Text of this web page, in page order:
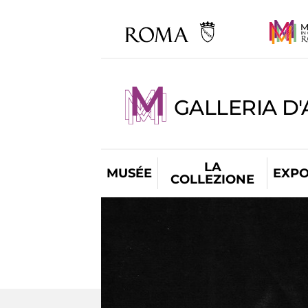
GALLERIA
MUSÉE
LA
COLLEZIONE